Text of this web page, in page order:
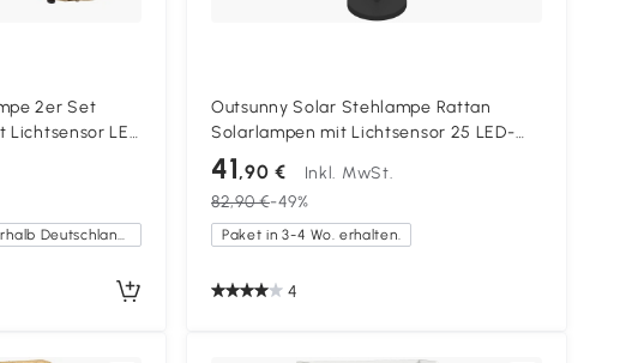
2er Set
LED
IP44
Outsunny Solar Stehlampe Rattan
Solarlampen mit Lichtsensor 25 LED-
Lichte Solarleuchte im Boho-Stil Ø33 x
135 cm
41,90 €
Inkl. MwSt.
82,90 €-49%
Paket in 3-4 Wo. erhalten.
4